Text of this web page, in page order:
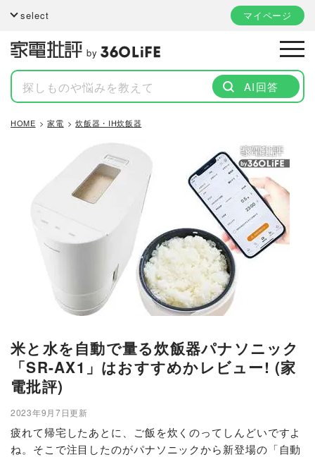
select マイページ
by
AI回答
HOME 家電 炊飯器・IH炊飯器
米と水を自動で量る炊飯器パナソニック
「SR-AX1」はおすすめかレビュー! (家
電批評)
2023年9月7日更新
疲れて帰宅したあとに、ご飯を炊くのってしんどいですよ
ね。そこで注目したのがパナソニックから新登場の「自動